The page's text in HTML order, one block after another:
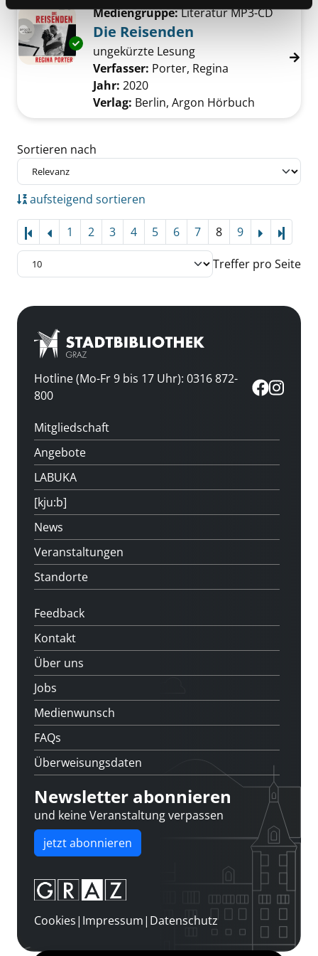
Exemplar-Details von Die Reisenden
Mediengruppe:Literatur MP3-CD
Die Reisenden
ungekürzte Lesung
Verfasser: Porter, Regina
Jahr: 2020
Verlag: Berlin, Argon Hörbuch
Zu den Suchfiltern springen
Sortieren nach
aufsteigend sortieren
1 2 3 4 5 6 7 8 9
Treffer pro Seite
Hotline (Mo-Fr 9 bis 17 Uhr): 0316 872-
800
Mitgliedschaft
Angebote
LABUKA
[kju:b]
News
Veranstaltungen
Standorte
Feedback
Kontakt
Über uns
Jobs
Medienwunsch
FAQs
Überweisungsdaten
Newsletter abonnieren
und keine Veranstaltung verpassen
jetzt abonnieren
Cookies| Impressum| Datenschutz